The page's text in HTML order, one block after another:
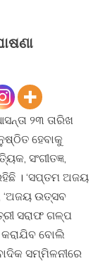
୨୩ ତାରିଖ
ହେବାକୁ
ସଂଗୀତଜ୍ଞ,
। ‘ସପ୍ତମ ଅଜୟ
‘ଅଜୟ ଉତ୍ସବ
ସରାଫ ଗଳ୍ପ
କରାଯିବ ବୋଲି
ସମ୍ମିଳନୀରେ